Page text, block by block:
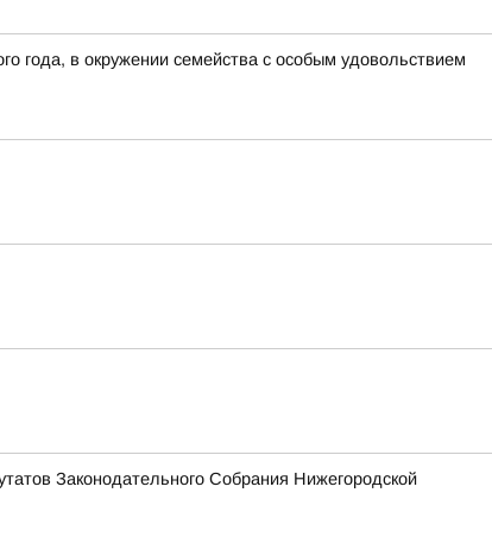
года, в окружении семейства с особым удовольствием
Законодательного Собрания Нижегородской